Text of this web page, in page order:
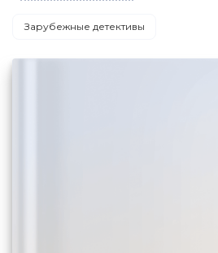
Зарубежные детективы